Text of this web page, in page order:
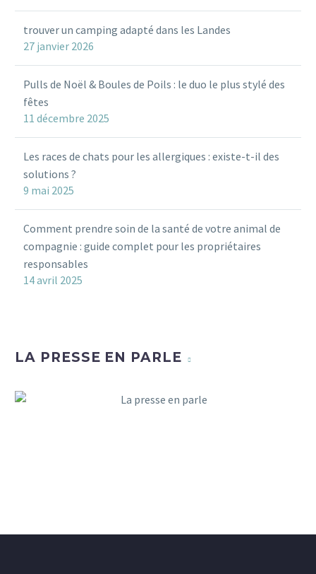
trouver un camping adapté dans les Landes
27 janvier 2026
Pulls de Noël & Boules de Poils : le duo le plus stylé des
fêtes
11 décembre 2025
Les races de chats pour les allergiques : existe-t-il des
solutions ?
9 mai 2025
Comment prendre soin de la santé de votre animal de
compagnie : guide complet pour les propriétaires
responsables
14 avril 2025
LA PRESSE EN PARLE